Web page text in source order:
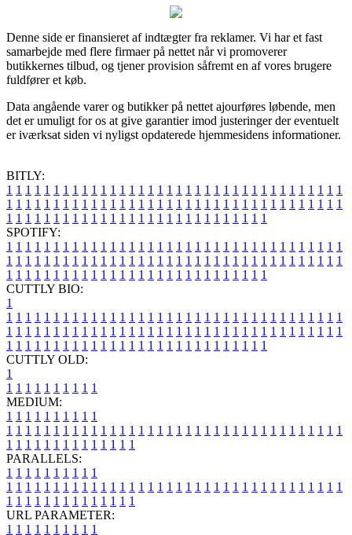
Denne side er finansieret af indtægter fra reklamer. Vi har et fast
samarbejde med flere firmaer på nettet når vi promoverer
butikkernes tilbud, og tjener provision såfremt en af vores brugere
fuldfører et køb.
Data angående varer og butikker på nettet ajourføres løbende, men
det er umuligt for os at give garantier imod justeringer der eventuelt
er iværksat siden vi nyligst opdaterede hjemmesidens informationer.
BITLY:
1 1 1 1 1 1 1 1 1 1 1 1 1 1 1 1 1 1 1 1 1 1 1 1 1 1 1 1 1 1 1 1 1 1 1 1
1 1 1 1 1 1 1 1 1 1 1 1 1 1 1 1 1 1 1 1 1 1 1 1 1 1 1 1 1 1 1 1 1 1 1 1
1 1 1 1 1 1 1 1 1 1 1 1 1 1 1 1 1 1 1 1 1 1 1 1 1 1 1 1
SPOTIFY:
1 1 1 1 1 1 1 1 1 1 1 1 1 1 1 1 1 1 1 1 1 1 1 1 1 1 1 1 1 1 1 1 1 1 1 1
1 1 1 1 1 1 1 1 1 1 1 1 1 1 1 1 1 1 1 1 1 1 1 1 1 1 1 1 1 1 1 1 1 1 1 1
1 1 1 1 1 1 1 1 1 1 1 1 1 1 1 1 1 1 1 1 1 1 1 1 1 1 1 1
CUTTLY BIO:
1
1 1 1 1 1 1 1 1 1 1 1 1 1 1 1 1 1 1 1 1 1 1 1 1 1 1 1 1 1 1 1 1 1 1 1 1
1 1 1 1 1 1 1 1 1 1 1 1 1 1 1 1 1 1 1 1 1 1 1 1 1 1 1 1 1 1 1 1 1 1 1 1
1 1 1 1 1 1 1 1 1 1 1 1 1 1 1 1 1 1 1 1 1 1 1 1 1 1 1 1
CUTTLY OLD:
1
1 1 1 1 1 1 1 1 1 1
MEDIUM:
1 1 1 1 1 1 1 1 1 1
1 1 1 1 1 1 1 1 1 1 1 1 1 1 1 1 1 1 1 1 1 1 1 1 1 1 1 1 1 1 1 1 1 1 1 1
1 1 1 1 1 1 1 1 1 1 1 1 1 1
PARALLELS:
1 1 1 1 1 1 1 1 1 1
1 1 1 1 1 1 1 1 1 1 1 1 1 1 1 1 1 1 1 1 1 1 1 1 1 1 1 1 1 1 1 1 1 1 1 1
1 1 1 1 1 1 1 1 1 1 1 1 1 1
URL PARAMETER:
1 1 1 1 1 1 1 1 1 1